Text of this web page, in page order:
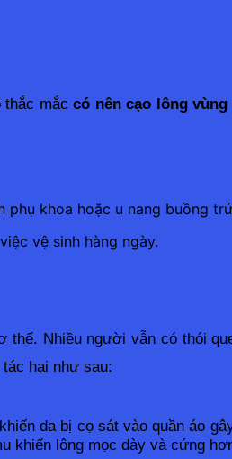
thắc mắc có nên cạo lông
khoa hoặc u nang buồng
vệ sinh hàng ngày.
Nhiều người vẫn có thói
hại như sau:
da bị cọ sát vào quần áo
khiến lông mọc dày và cứng